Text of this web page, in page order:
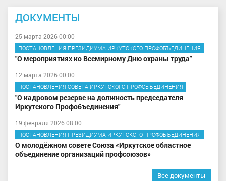
ДОКУМЕНТЫ
25 марта 2026 00:00
ПОСТАНОВЛЕНИЯ ПРЕЗИДИУМА ИРКУТСКОГО ПРОФОБЪЕДИНЕНИЯ
"О мероприятиях ко Всемирному Дню охраны труда"
12 марта 2026 00:00
ПОСТАНОВЛЕНИЯ СОВЕТА ИРКУТСКОГО ПРОФОБЪЕДИНЕНИЯ
"О кадровом резерве на должность председателя
Иркутского Профобъединения"
19 февраля 2026 08:00
ПОСТАНОВЛЕНИЯ ПРЕЗИДИУМА ИРКУТСКОГО ПРОФОБЪЕДИНЕНИЯ
О молодёжном совете Союза «Иркутское областное
объединение организаций профсоюзов»
Все документы